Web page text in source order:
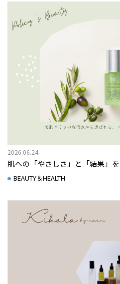
2026.06.24
肌への「やさしさ」と「結果」
BEAUTY＆HEALTH